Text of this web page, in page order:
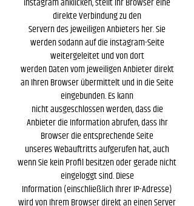
direkte Verbindung zu den
Servern des jeweiligen Anbieters her. Sie
werden sodann auf die instagram-Seite
weitergeleitet und von dort
werden Daten vom jeweiligen Anbieter direkt
an Ihren Browser übermittelt und in die Seite
eingebunden. Es kann
nicht ausgeschlossen werden, dass die
Anbieter die Information abrufen, dass Ihr
Browser die entsprechende Seite
unseres Webauftritts aufgerufen hat, auch
wenn Sie kein Profil besitzen oder gerade nicht
eingeloggt sind. Diese
Information (einschließlich Ihrer IP-Adresse)
wird von Ihrem Browser direkt an einen Server